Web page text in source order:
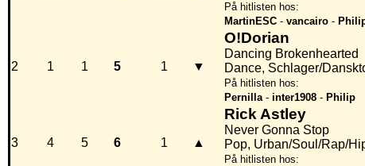
På hitlisten hos:
MartinESC - vancairo -
2 1 1 5 1 ▼
O!Dorian
Dancing Brokenhearted
Dance, Schlager/
På hitlisten hos:
Pernilla- inter1908 - Philip
3 4 5 6 1 ▲
Rick Astley
Never Gonna Stop
Pop, Urban/Soul/Rap/
På hitlisten hos: